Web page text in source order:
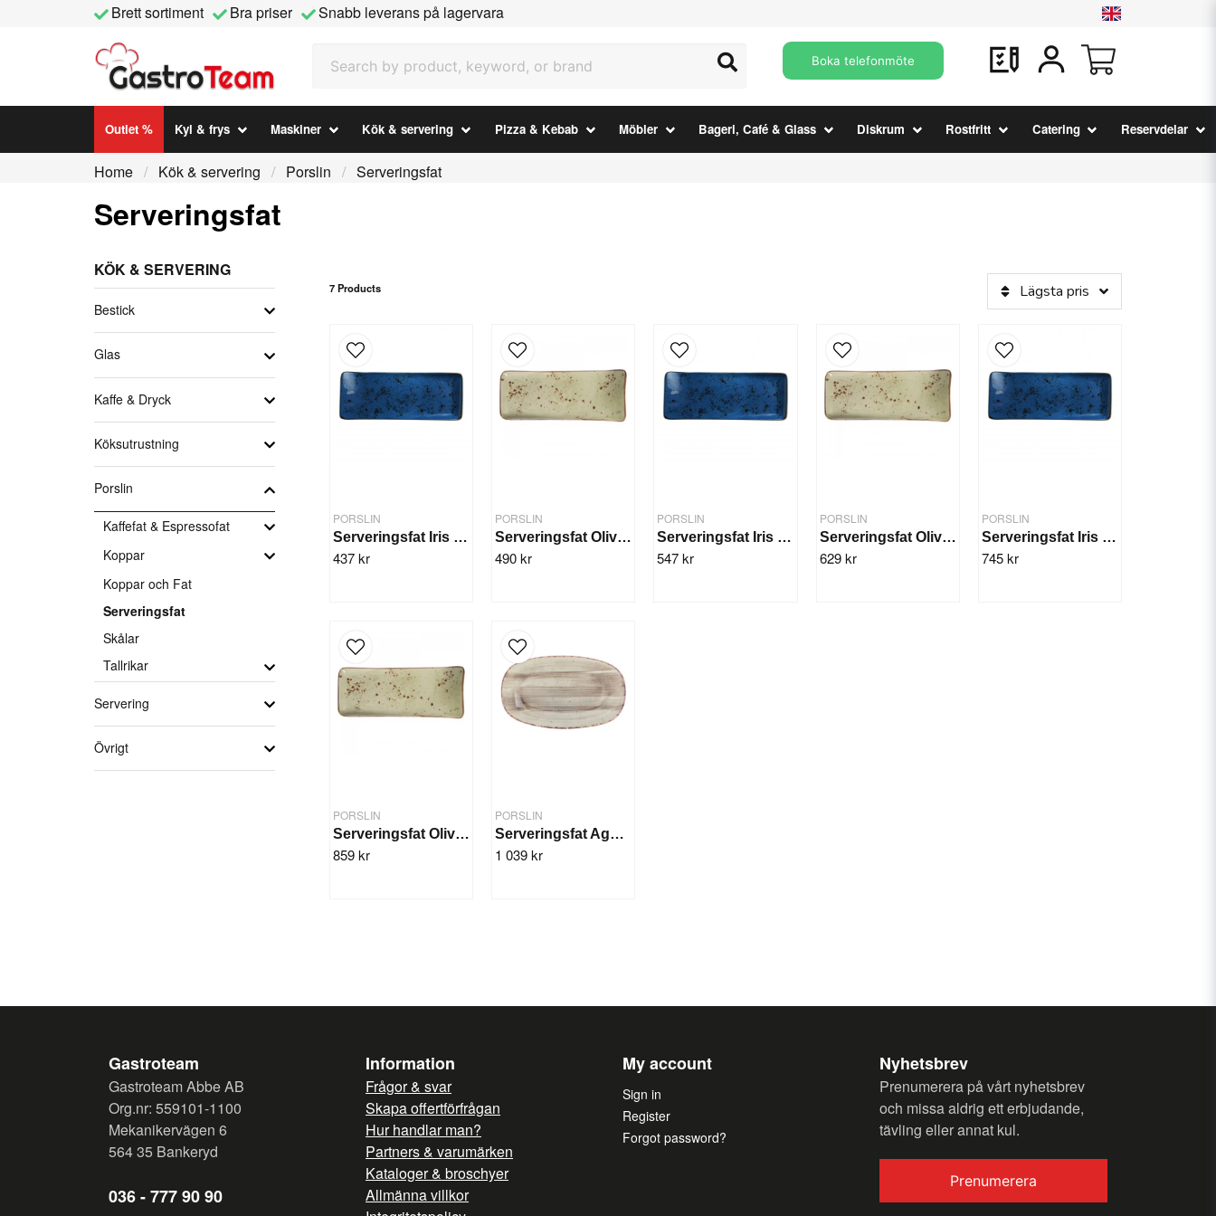
Brett sortiment Bra priser
Snabb leverans på lagervara
Boka telefonmöte
Outlet % Kyl & frys Maskiner Kök & servering Pizza & Kebab Möbler Bageri, Café & Glass Diskrum Rostfritt Catering Reservdelar
Home Kök & servering Porslin Serveringsfat
Serveringsfat
KÖK & SERVERING
Bestick
Glas
Kaffe & Dryck
Köksutrustning
Porslin
Kaffefat & Espressofat
Koppar
Koppar och Fat
Serveringsfat
Skålar
Tallrikar
Servering
Övrigt
7 Products Lägsta pris
PORSLIN
Serveringsfat Iris 215x90mm 6st/fp.
437 kr
PORSLIN
Serveringsfat Olive 215x90 mm, 6st/fp
490 kr
PORSLIN
Serveringsfat Iris 215x120mm 6st/fp.
547 kr
PORSLIN
Serveringsfat Olive 215x120 mm, 6st/fp
629 kr
PORSLIN
Serveringsfat Iris 215x180mm 6st/fp.
745 kr
PORSLIN
Serveringsfat Olive 215x180 mm, 6st/fp
859 kr
PORSLIN
Serveringsfat Agat 260x150mm 6st/fp.
1 039 kr
Gastroteam
Gastroteam Abbe AB
Org.nr: 559101-1100
Mekanikervägen 6
564 35 Bankeryd
036 - 777 90 90
Information
Frågor & svar
Skapa offertförfrågan
Hur handlar man?
Partners & varumärken
Kataloger & broschyer
Allmänna villkor
My account
Sign in
Register
Forgot password?
Nyhetsbrev
Prenumerera på vårt nyhetsbrev
och missa aldrig ett erbjudande,
tävling eller annat kul.
Prenumerera